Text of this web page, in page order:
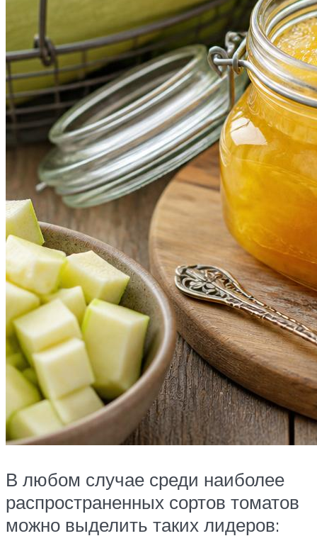
В любом случае среди наиболее
распространенных сортов томатов
можно выделить таких лидеров: